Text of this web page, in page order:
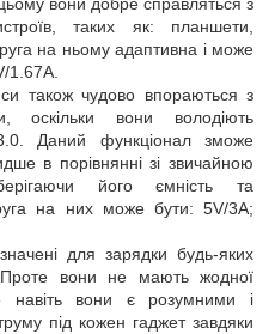
вони добре справляться з
таких як: планшети,
на ньому адаптивна і може
1.67A.
також чудово впораються з
оскільки вони володіють
Даний функціонал зможе
в порівнянні зі звичайною
його ємність та
на них може бути: 5V/3A;
для зарядки будь-яких
Проте вони не мають жодної
навіть вони є розумними і
під кожен гаджет завдяки